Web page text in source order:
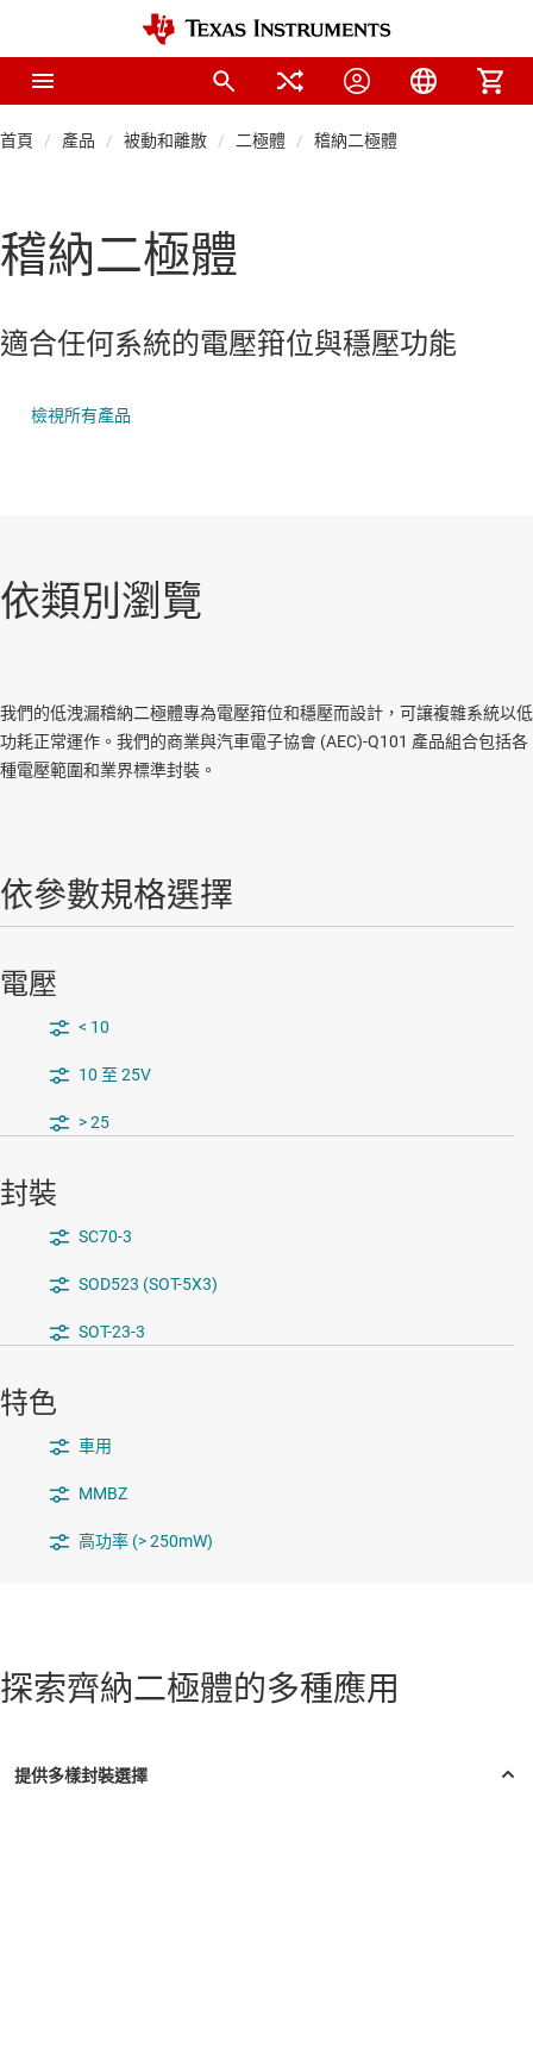
首頁 產品 被動和離散 二極體 稽納二極體
稽納二極體
適合任何系統的電壓箝位與穩壓功能
檢視所有產品
依類別瀏覽
我們的低洩漏稽納二極體專為電壓箝位和穩壓而設計，可讓複雜系統以低
功耗正常運作。我們的商業與汽車電子協會 (AEC)-Q101 產品組合包括各
種電壓範圍和業界標準封裝。
依參數規格選擇
電壓
< 10
10 至 25V
> 25
封裝
SC70-3
SOD523 (SOT-5X3)
SOT-23-3
特色
車用
MMBZ
高功率 (> 250mW)
探索齊納二極體的多種應用